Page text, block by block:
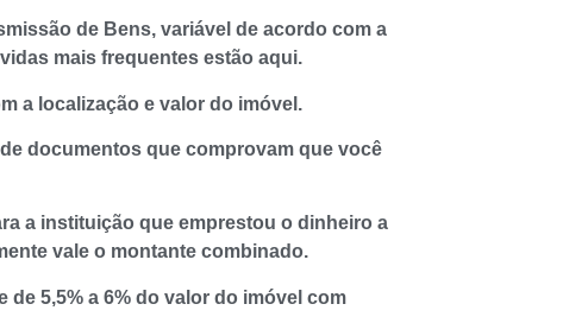
de Bens, variável de acordo com a
mais frequentes estão aqui.
a localização e valor do imóvel.
documentos que comprovam que você
a instituição que emprestou o dinheiro a
vale o montante combinado.
de 5,5% a 6% do valor do imóvel com